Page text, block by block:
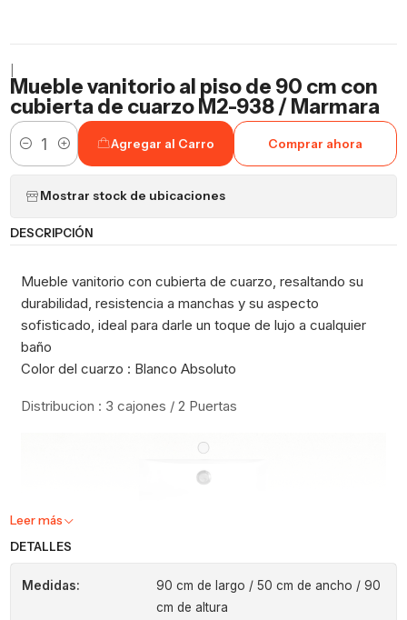
Mueble vanitorio al piso de 90 cm con
cubierta de cuarzo M2-938 / Marmara
Cantidad
Agregar al Carro Comprar ahora
Mostrar stock de ubicaciones
DESCRIPCIÓN
Mueble vanitorio con cubierta de cuarzo, resaltando su
durabilidad, resistencia a manchas y su aspecto
sofisticado, ideal para darle un toque de lujo a cualquier
baño
Color del cuarzo : Blanco Absoluto
Distribucion : 3 cajones / 2 Puertas
Leer más
DETALLES
Medidas:
90 cm de largo / 50 cm de ancho / 90
cm de altura